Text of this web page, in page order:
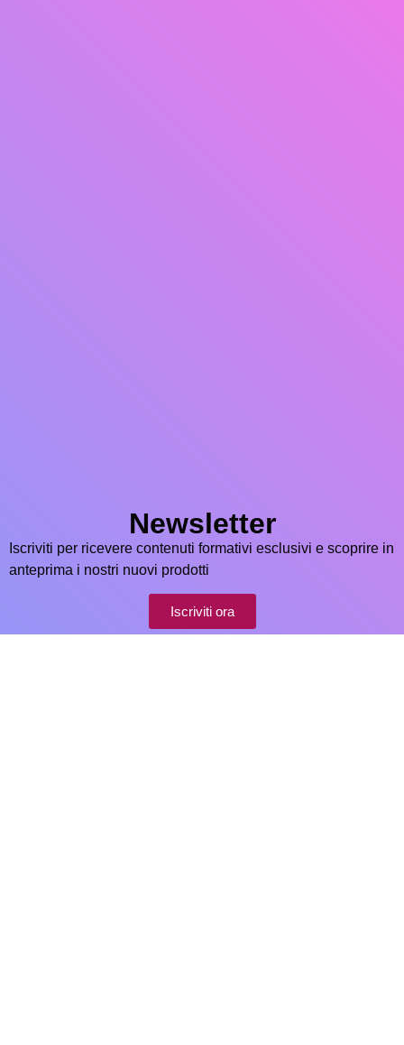
Newsletter
Iscriviti per ricevere contenuti formativi esclusivi e scoprire in
anteprima i nostri nuovi prodotti
Iscriviti ora